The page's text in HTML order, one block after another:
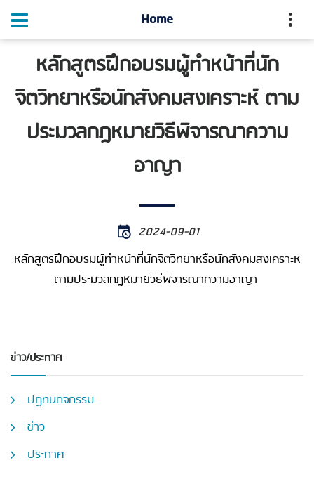
Home
หลักสูตรฝึกอบรมผู้ทำหน้าที่นัก
จิตวิทยาหรือนักสังคมสงเคราะห์ ตาม
ประมวลกฎหมายวิธีพิจารณาความ
อาญา
2024-09-01
หลักสูตรฝึกอบรมผู้ทำหน้าที่นักจิตวิทยาหรือนักสังคมสงเคราะห์
ตามประมวลกฎหมายวิธีพิจารณาความอาญา
ข่าว/ประกาศ
ปฏิทินกิจกรรม
ข่าว
ประกาศ